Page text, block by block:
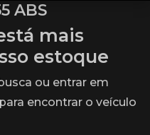
ABS
mais
estoque
ou entrar em
encontrar o veículo